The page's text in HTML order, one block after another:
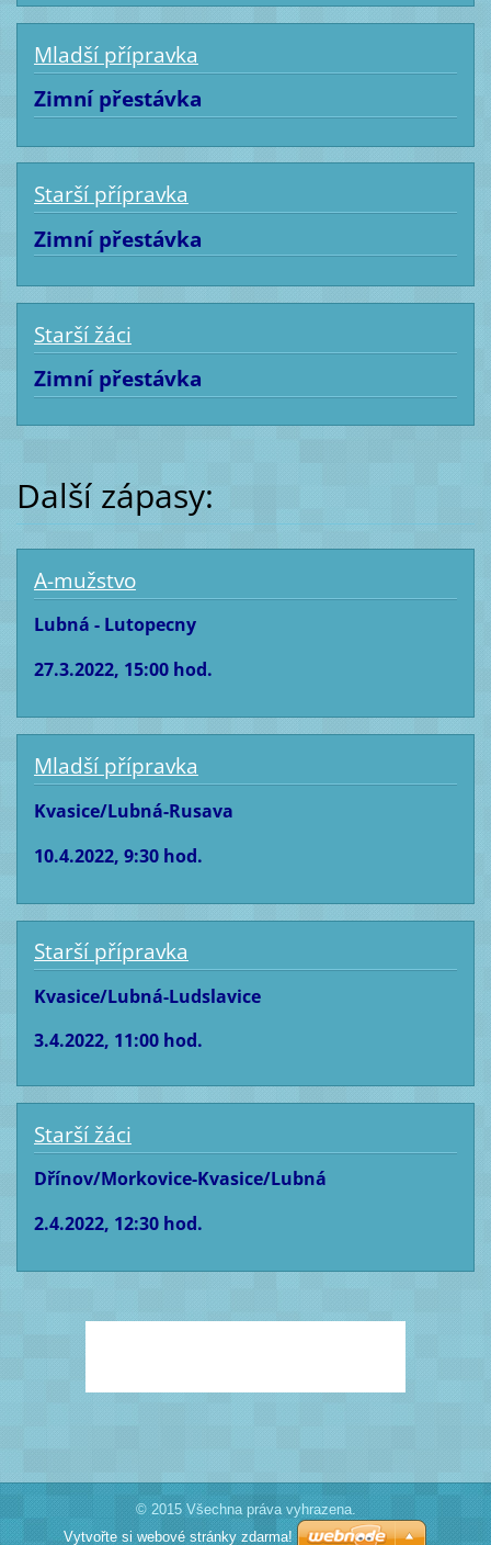
Mladší přípravka
Zimní přestávka
Starší přípravka
Zimní přestávka
Starší žáci
Zimní přestávka
Další zápasy:
A-mužstvo
Lubná - Lutopecny
27.3.2022, 15:00 hod.
Mladší přípravka
Kvasice/Lubná-Rusava
10.4.2022, 9:30 hod.
Starší přípravka
Kvasice/Lubná-Ludslavice
3.4.2022, 11:00 hod.
Starší žáci
Dřínov/Morkovice-Kvasice/Lubná
2.4.2022, 12:30 hod.
© 2015 Všechna práva vyhrazena.
Vytvořte si webové stránky zdarma!